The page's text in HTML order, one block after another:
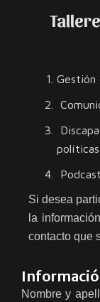
Gestión
políticas
Si desea
la
contacto que
Nombre y